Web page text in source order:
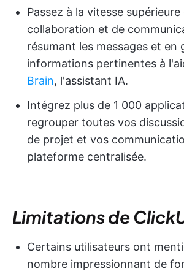
Passez à la vitesse
collaboration et de
résumant les messages et en
informations pertinentes à
Brain, l'assistant IA.
Intégrez plus de 1 000
regrouper toutes vos
de projet et vos
plateforme centralisée.
Limitations de
Certains utilisateurs ont
nombre impressionnant de